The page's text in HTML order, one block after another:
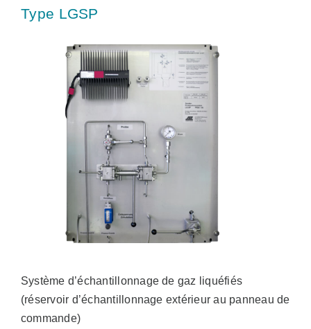
Type LGSP
Système d’échantillonnage de gaz liquéfiés
(réservoir d’échantillonnage extérieur au panneau de
commande)